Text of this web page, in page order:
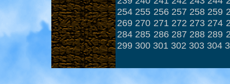
254 255 256 257 258 259
269 270 271 272 273 274
284 285 286 287 288 289
299 300 301 302 303 304